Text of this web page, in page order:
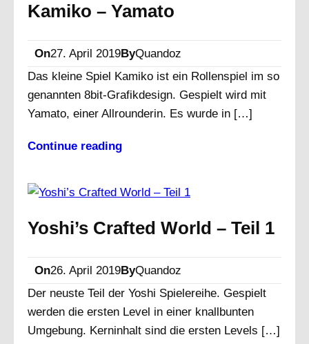
Kamiko – Yamato
On27. April 2019ByQuandoz
Das kleine Spiel Kamiko ist ein Rollenspiel im so
genannten 8bit-Grafikdesign. Gespielt wird mit
Yamato, einer Allrounderin. Es wurde in […]
Continue reading
Yoshi’s Crafted World – Teil 1
On26. April 2019ByQuandoz
Der neuste Teil der Yoshi Spielereihe. Gespielt
werden die ersten Level in einer knallbunten
Umgebung. Kerninhalt sind die ersten Levels […]